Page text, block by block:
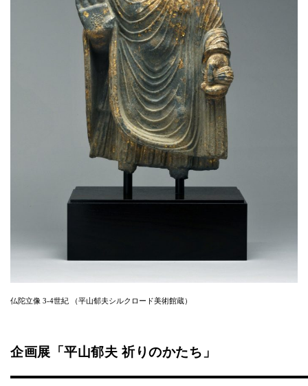
仏陀立像 3-4世紀 （平山郁夫シルクロード美術館蔵）
企画展「平山郁夫 祈りのかたち」